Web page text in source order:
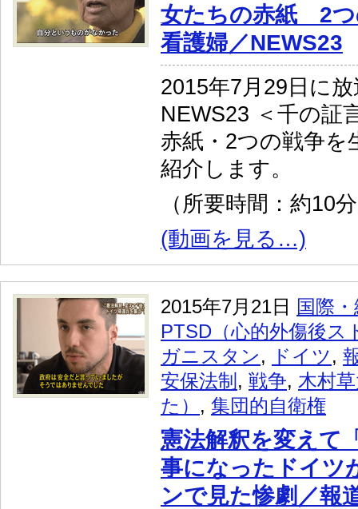
女たちの赤紙 2つ
看護婦／NEWS23
2015年7月29日に
NEWS23 ＜千の証
赤紙・2つの戦争を
紹介します。
（所要時間：約10
(動画を見る…)
2015年7月21日 国際
PTSD（心的外傷後ス
ガニスタン, ドイツ,
安保法制 , 戦争, 木村
た） , 集団的自衛権
憲法解釈を変えて
事になったドイツ
ンで見た惨劇／報